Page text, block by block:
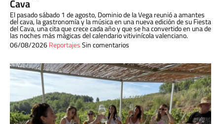
Cava
El pasado sábado 1 de agosto, Dominio de la Vega reunió a amantes
del cava, la gastronomía y la música en una nueva edición de su Fiesta
del Cava, una cita que crece cada año y que se ha convertido en una de
las noches más mágicas del calendario vitivinícola valenciano.
06/08/2026ReportajesSin comentarios